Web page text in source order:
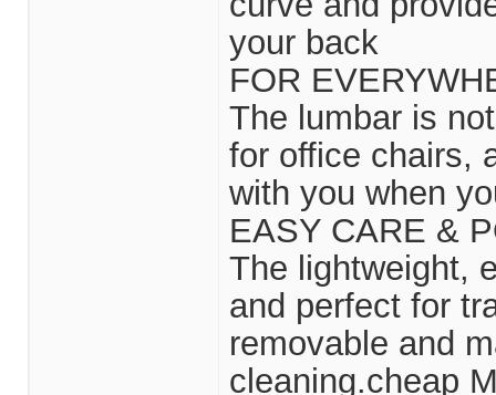
your back
FOR
The lumbar is
for office chairs,
with you when
EASY CARE &
The lightweight,
and perfect for
removable and
cleaning.cheap